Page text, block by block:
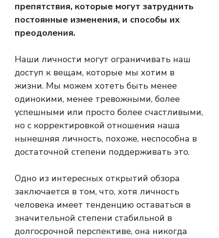
препятствия, которые могут затруднить
постоянные изменения, и способы их
преодоления.
Наши личности могут ограничивать наш
доступ к вещам, которые мы хотим в
жизни. Мы можем хотеть быть менее
одинокими, менее тревожными, более
успешными или просто более счастливыми,
но с корректировкой отношения наша
нынешняя личность, похоже, неспособна в
достаточной степени поддерживать это.
Одно из интересных открытий обзора
заключается в том, что, хотя личность
человека имеет тенденцию оставаться в
значительной степени стабильной в
долгосрочной перспективе, она никогда